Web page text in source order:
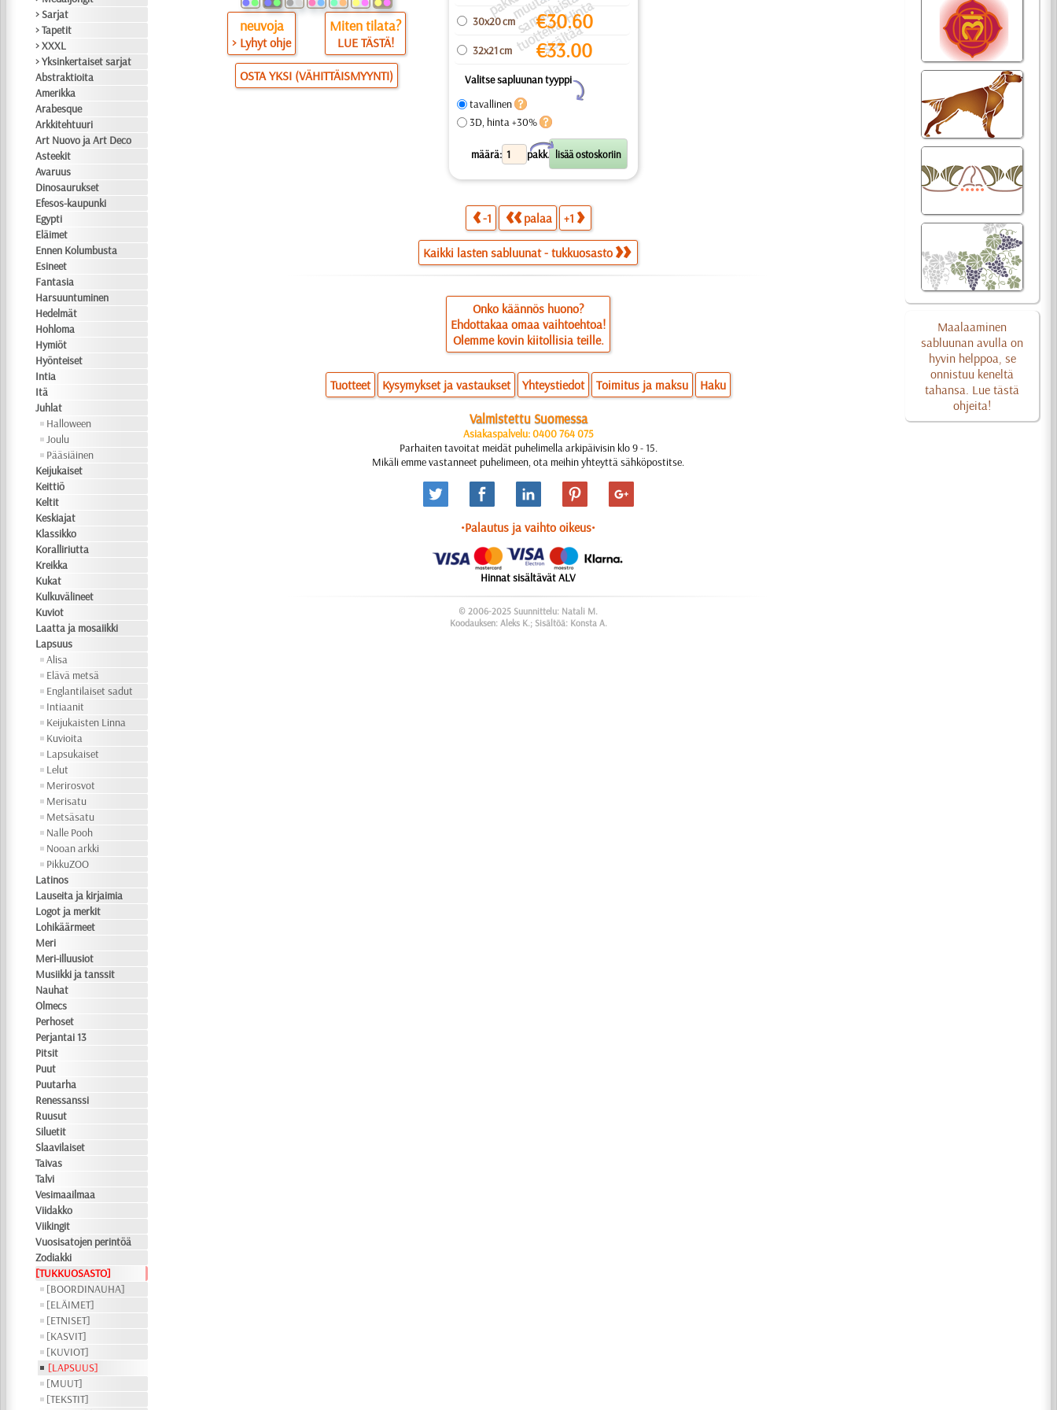
> Sarjat
> Tapetit
> XXXL
> Yksinkertaiset sarjat
Abstraktioita
Amerikka
Arabesque
Arkkitehtuuri
Art Nuovo ja Art Deco
Asteekit
Avaruus
Dinosaurukset
Efesos-kaupunki
Egypti
Eläimet
Ennen Kolumbusta
Esineet
Fantasia
Harsuuntuminen
Hedelmät
Hohloma
Hymiöt
Hyönteiset
Intia
Itä
Juhlat
Halloween
Joulu
Pääsiäinen
Keijukaiset
Keittiö
Keltit
Keskiajat
Klassikko
Koralliriutta
Kreikka
Kukat
Kulkuvälineet
Kuviot
Laatta ja mosaiikki
Lapsuus
Alisa
Elävä metsä
Englantilaiset sadut
Intiaanit
Keijukaisten Linna
Kuvioita
Lapsukaiset
Lelut
Merirosvot
Merisatu
Metsäsatu
Nalle Pooh
Nooan arkki
PikkuZOO
Latinos
Lauseita ja kirjaimia
Logot ja merkit
Lohikäärmeet
Meri
Meri-illuusiot
Musiikki ja tanssit
Nauhat
Olmecs
Perhoset
Perjantai 13
Pitsit
Puut
Puutarha
Renessanssi
Ruusut
Siluetit
Slaavilaiset
Taivas
Talvi
Vesimaailmaa
Viidakko
Viikingit
Vuosisatojen perintöä
Zodiakki
[TUKKUOSASTO]
[BOORDINAUHA]
[ELÄIMET]
[ETNISET]
[KASVIT]
[KUVIOT]
[LAPSUUS]
[MUUT]
[TEKSTIT]
Maalaaminen
sabluunan avulla on
hyvin helppoa, se
onnistuu keneltä
tahansa. Lue tästä
ohjeita!
neuvoja
> Lyhyt ohje
Miten tilata?
LUE TÄSTÄ!
OSTA YKSI (VÄHITTÄISMYYNTI)
a
a
u
a
s
ai
a
ei
a
ä
30x20 cm €30.60
32x21 cm €33.00
Valitse sapluunan tyyppi
Y
tavallinen
3D, hinta +30%
määrä: pakk.
X
-1 palaa +1
Kaikki lasten sabluunat - tukkuosasto
Onko käännös huono?
Ehdottakaa omaa vaihtoehtoa!
Olemme kovin kiitollisia teille.
Tuotteet Kysymykset ja vastaukset Yhteystiedot Toimitus ja maksu Haku
Valmistettu Suomessa
Asiakaspalvelu: 0400 764 075
Parhaiten tavoitat meidät puhelimella arkipäivisin klo 9 - 15.
Mikäli emme vastanneet puhelimeen, ota meihin yhteyttä sähköpostitse.
•Palautus ja vaihto oikeus•
Hinnat sisältävät ALV
© 2006-2025 Suunnittelu: Natali M.
Koodauksen: Aleks K.; Sisältöä: Konsta A.